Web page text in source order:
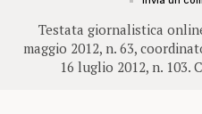
Testata giornalistica
maggio 2012, n. 63,
16 luglio 2012, n. 103.